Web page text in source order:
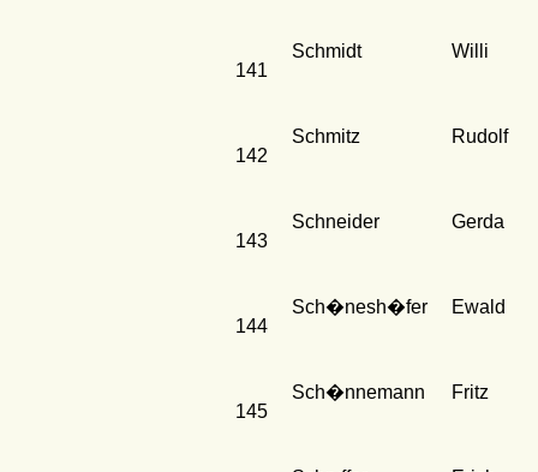
141
Schmidt Willi
142
Schmitz Rudolf
143
Schneider Gerda
144
Sch�nesh�fer Ewald
145
Sch�nnemann Fritz